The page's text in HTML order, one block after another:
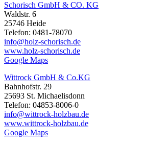
Schorisch GmbH & CO. KG
Waldstr. 6
25746 Heide
Telefon: 0481-78070
info@holz-schorisch.de
www.holz-schorisch.de
Google Maps
Wittrock GmbH & Co.KG
Bahnhofstr. 29
25693 St. Michaelisdonn
Telefon: 04853-8006-0
info@wittrock-holzbau.de
www.wittrock-holzbau.de
Google Maps